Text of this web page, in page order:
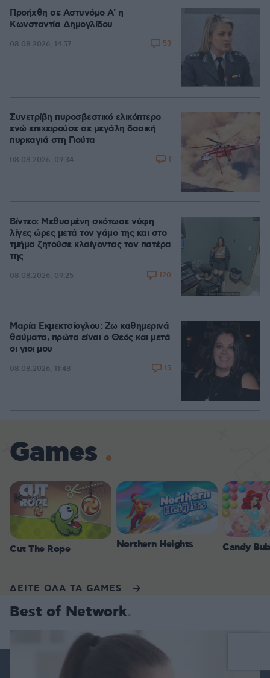
Προήχθη σε Αστυνόμο Α' η
Κωνσταντία Δημογλίδου
08.08.2026, 14:57 53
Συνετρίβη πυροσβεστικό ελικόπτερο
ενώ επιχειρούσε σε μεγάλη δασική
πυρκαγιά στη Γιούτα
08.08.2026, 09:34 1
Βίντεο: Μεθυσμένη σκότωσε νύφη
λίγες ώρες μετά τον γάμο της και στο
τμήμα ζητούσε κλαίγοντας τον πατέρα
της
08.08.2026, 09:25 120
Μαρία Εκμεκτσίογλου: Ζω καθημερινά
θαύματα, πρώτα είναι ο Θεός και μετά
οι γιοι μου
08.08.2026, 11:48 15
Games
Cut The Rope Northern Heights Candy
ΔΕΙΤΕ ΟΛΑ ΤΑ GAMES
Best of Network